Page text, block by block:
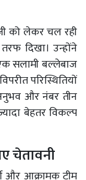
को लेकर चल रही
दिखा। उन्होंने
सलामी बल्लेबाज
परिस्थितियों
और नंबर तीन
बेहतर विकल्प
चेतावनी
और आक्रामक टीम